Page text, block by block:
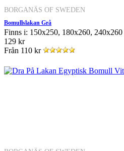
BORGANÄS OF SWEDEN
Bomullslakan Grå
Finns i: 150x250, 180x260, 240x260
129 kr
Från 110 kr